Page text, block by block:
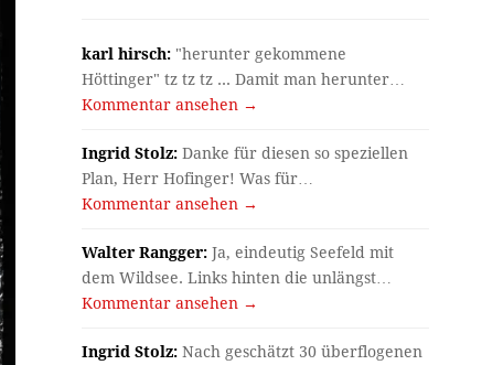
karl hirsch: "herunter gekommene
Höttinger" tz tz tz ... Damit man herunter…
Kommentar ansehen →
Ingrid Stolz: Danke für diesen so speziellen
Plan, Herr Hofinger! Was für…
Kommentar ansehen →
Walter Rangger: Ja, eindeutig Seefeld mit
dem Wildsee. Links hinten die unlängst…
Kommentar ansehen →
Ingrid Stolz: Nach geschätzt 30 überflogenen